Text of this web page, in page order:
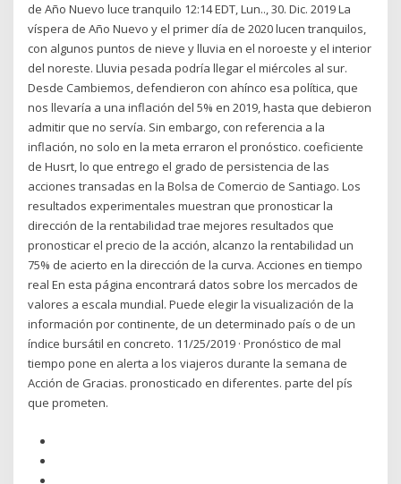
de Año Nuevo luce tranquilo 12:14 EDT, Lun.., 30. Dic. 2019 La
víspera de Año Nuevo y el primer día de 2020 lucen tranquilos,
con algunos puntos de nieve y lluvia en el noroeste y el interior
del noreste. Lluvia pesada podría llegar el miércoles al sur.
Desde Cambiemos, defendieron con ahínco esa política, que
nos llevaría a una inflación del 5% en 2019, hasta que debieron
admitir que no servía. Sin embargo, con referencia a la
inflación, no solo en la meta erraron el pronóstico. coeficiente
de Husrt, lo que entrego el grado de persistencia de las
acciones transadas en la Bolsa de Comercio de Santiago. Los
resultados experimentales muestran que pronosticar la
dirección de la rentabilidad trae mejores resultados que
pronosticar el precio de la acción, alcanzo la rentabilidad un
75% de acierto en la dirección de la curva. Acciones en tiempo
real En esta página encontrará datos sobre los mercados de
valores a escala mundial. Puede elegir la visualización de la
información por continente, de un determinado país o de un
índice bursátil en concreto. 11/25/2019 · Pronóstico de mal
tiempo pone en alerta a los viajeros durante la semana de
Acción de Gracias. pronosticado en diferentes. parte del pís
que prometen.